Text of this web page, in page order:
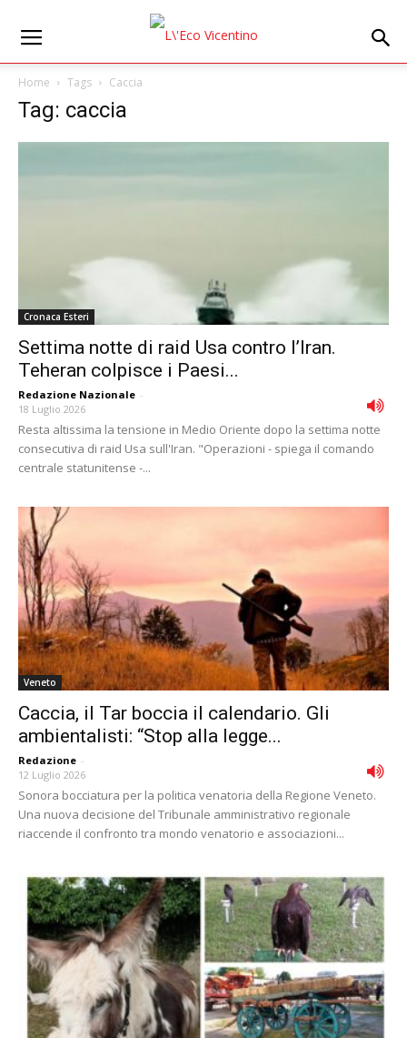
Home Tags Caccia
Tag: caccia
Cronaca Esteri
Settima notte di raid Usa contro l’Iran.
Teheran colpisce i Paesi...
Redazione Nazionale -
18 Luglio 2026
Resta altissima la tensione in Medio Oriente dopo la settima notte
consecutiva di raid Usa sull'Iran. "Operazioni - spiega il comando
centrale statunitense -...
Veneto
Caccia, il Tar boccia il calendario. Gli
ambientalisti: “Stop alla legge...
Redazione -
12 Luglio 2026
Sonora bocciatura per la politica venatoria della Regione Veneto.
Una nuova decisione del Tribunale amministrativo regionale
riaccende il confronto tra mondo venatorio e associazioni...